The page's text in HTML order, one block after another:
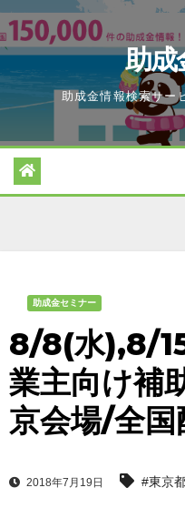
Skip
to
content
助成
助成金情報検索サー
助成金セミナー
8/8(水),8/
業主向け補
京会場/全国
2018年7月19日 #東京